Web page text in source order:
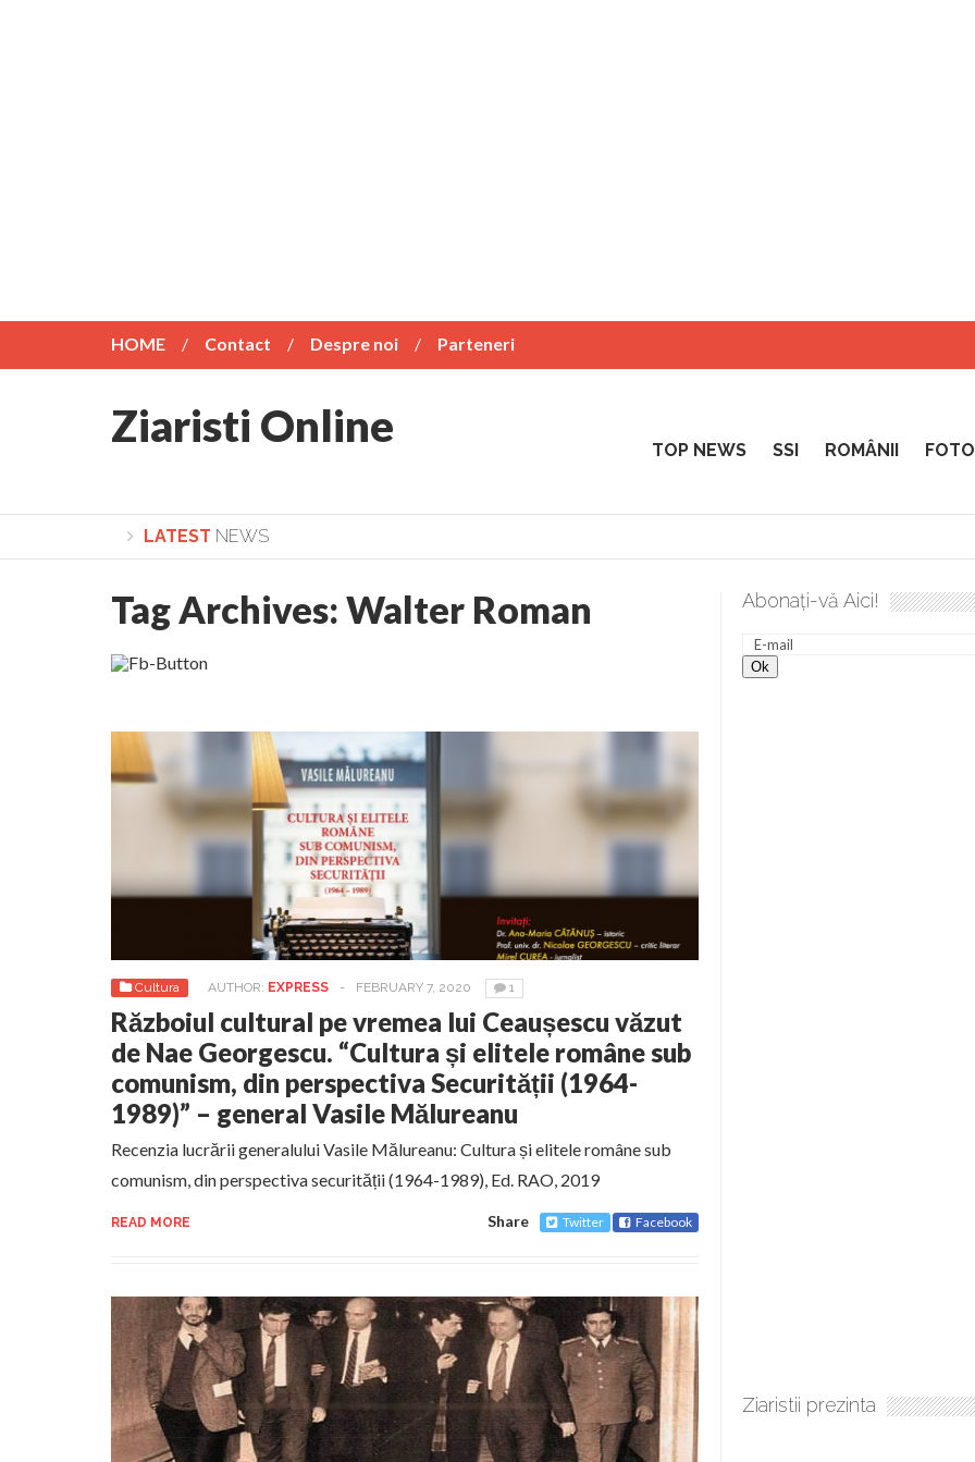
HOME Contact Despre noi Parteneri
Ziaristi Online TOP NEWS SSI ROMÂNII
LATEST NEWS
Lepădarea de sine și urmarea lui Hristos. Calea spre desăvârșire. Gând de duminică de Elena Solunca Moise
Tag Archives:Walter Roman
Cultura AUTHOR: EXPRESS - FEBRUARY 7, 2020 1
Războiul cultural pe vremea lui Ceaușescu văzut
de Nae Georgescu. “Cultura și elitele române sub
comunism, din perspectiva Securității (1964-
1989)” – general Vasile Mălureanu
Recenzia lucrării generalului Vasile Mălureanu: Cultura și elitele române sub
comunism, din perspectiva securității (1964-1989), Ed. RAO, 2019
READ MORE Share Twitter Facebook
Abonați-vă Aici!
Ziaristii prezinta